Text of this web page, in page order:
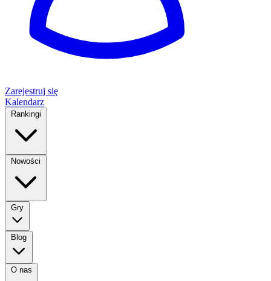
Zarejestruj się
Kalendarz
Rankingi
Nowości
Gry
Blog
O nas